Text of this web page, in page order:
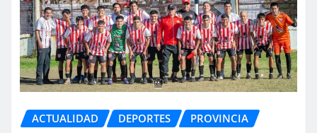
ACTUALIDAD DEPORTES PROVINCIA